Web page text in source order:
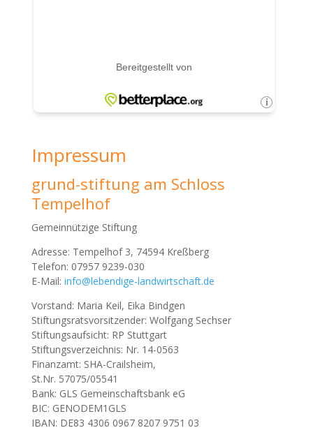
Impressum
grund-stiftung am Schloss
Tempelhof
Gemeinnützige Stiftung
Adresse: Tempelhof 3, 74594 Kreßberg
Telefon: 07957 9239-030
E-Mail:
Vorstand: Maria Keil, Eika Bindgen
Stiftungsratsvorsitzender: Wolfgang Sechser
Stiftungsaufsicht: RP Stuttgart
Stiftungsverzeichnis: Nr. 14-0563
Finanzamt: SHA-Crailsheim,
St.Nr. 57075/05541
Bank: GLS Gemeinschaftsbank eG
BIC: GENODEM1GLS
IBAN: DE83 4306 0967 8207 9751 03